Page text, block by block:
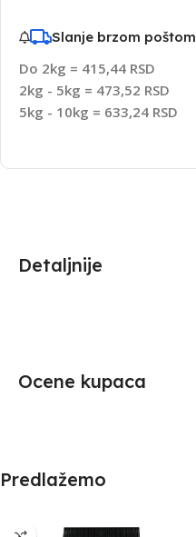
Slanje brzom poštom
Do 2kg = 415,44 RSD
2kg - 5kg = 473,52 RSD
5kg - 10kg = 633,24 RSD
Detaljnije
Ocene kupaca
Predlažemo